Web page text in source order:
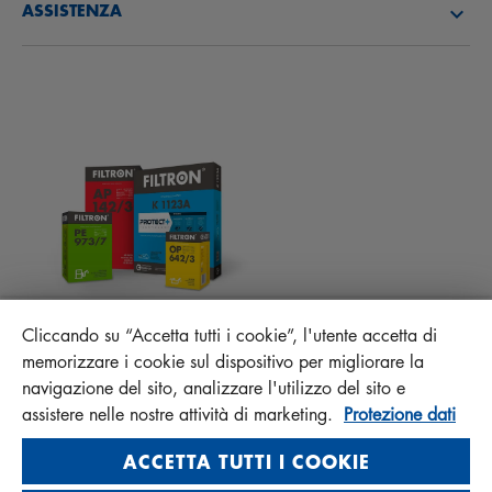
PROTECT+
ASSISTENZA
FAQ
MANN+HUMMEL FT Poland
Sp. z o. o. Sp. k.
ul. Wrocławska 145, 63-800 GOSTYŃ, POLAND
Privacy Statement
Imprint
Cliccando su “Accetta tutti i cookie”, l'utente accetta di
memorizzare i cookie sul dispositivo per migliorare la
navigazione del sito, analizzare l'utilizzo del sito e
assistere nelle nostre attività di marketing. Protezione dati
ACCETTA TUTTI I COOKIE